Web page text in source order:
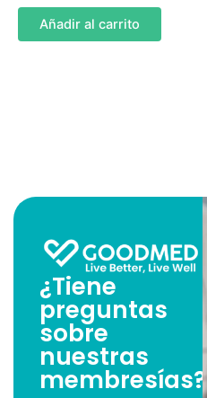
Añadir al carrito
¿Tiene
preguntas
sobre
nuestras
membresías?